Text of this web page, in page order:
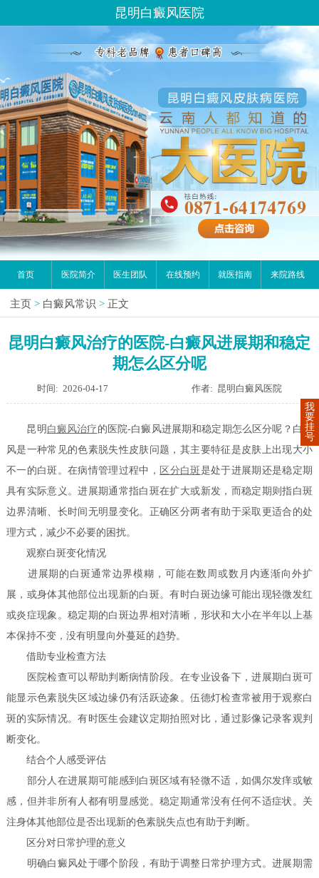
昆明白癜风医院
首页 医院简介 医生团队 在线预约 就医指南 来院路线
主页 > 白癜风常识 > 正文
昆明白癜风治疗的医院-白癜风进展期和稳定
期怎么区分呢
时间: 2026-04-17 作者: 昆明白癜风医院
昆明 白癜风治疗 的医院-白癜风进展期和稳定期怎么区分呢？白癜
风是一种常见的色素脱失性皮肤问题，其主要特征是皮肤上出现大小
不一的白斑。在病情管理过程中， 区分白斑是处于进展期还是稳定期
具有实际意义。进展期通常指白斑在扩大或新发，而稳定期则指白斑
边界清晰、长时间无明显变化。正确区分两者有助于采取更适合的处
理方式，减少不必要的困扰。
观察白斑变化情况
进展期的白斑通常边界模糊，可能在数周或数月内逐渐向外扩
展，或身体其他部位出现新的白斑。有时白斑边缘可能出现轻微发红
或炎症现象。稳定期的白斑边界相对清晰，形状和大小在半年以上基
本保持不变，没有明显向外蔓延的趋势。
借助专业检查方法
医院检查可以帮助判断病情阶段。在专业设备下，进展期白斑可
能显示色素脱失区域边缘仍有活跃迹象。伍德灯检查常被用于观察白
斑的实际情况。有时医生会建议定期拍照对比，通过影像记录客观判
断变化。
结合个人感受评估
部分人在进展期可能感到白斑区域有轻微不适，如偶尔发痒或敏
感，但并非所有人都有明显感觉。稳定期通常没有任何不适症状。关
注身体其他部位是否出现新的色素脱失点也有助于判断。
区分对日常护理的意义
明确白癜风处于哪个阶段，有助于调整日常护理方式。进展期需
我
要
挂
号